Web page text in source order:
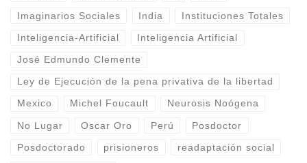
Imaginarios Sociales India Instituciones Totales
Inteligencia-Artificial Inteligencia Artificial
José Edmundo Clemente
Ley de Ejecución de la pena privativa de la libertad
Mexico Michel Foucault Neurosis Noógena
No Lugar Oscar Oro Perú Posdoctor
Posdoctorado prisioneros readaptación social